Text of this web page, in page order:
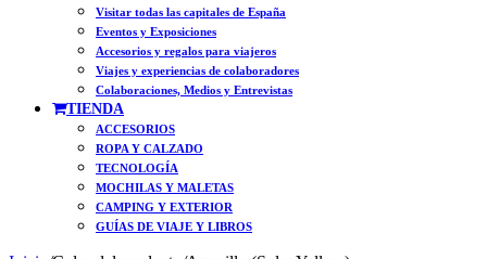
Visitar todas las capitales de España
Eventos y Exposiciones
Accesorios y regalos para viajeros
Viajes y experiencias de colaboradores
Colaboraciones, Medios y Entrevistas
TIENDA
ACCESORIOS
ROPA Y CALZADO
TECNOLOGÍA
MOCHILAS Y MALETAS
CAMPING Y EXTERIOR
GUÍAS DE VIAJE Y LIBROS